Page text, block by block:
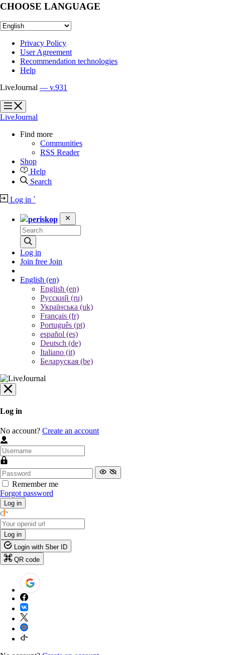
CHOOSE LANGUAGE
Privacy Policy
User Agreement
Recommendation technologies
Help
LiveJournal — v.931
?
?
LiveJournal
Find more
Communities
RSS Reader
Shop
Help
Search
Log in `
periskop
Log in
Join free Join
English (en)
English (en)
Русский (ru)
Українська (uk)
Français (fr)
Português (pt)
español (es)
Deutsch (de)
Italiano (it)
Беларуская (be)
Log in
No account? Create an account
Remember me
Forgot password
Log in
Log in
Login with Sber ID
QR code